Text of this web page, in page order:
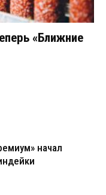
«Ближние
начал